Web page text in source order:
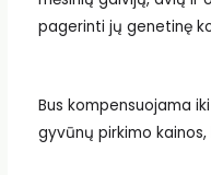
pagerinti jų genetinę
Bus kompensuojama
gyvūnų pirkimo